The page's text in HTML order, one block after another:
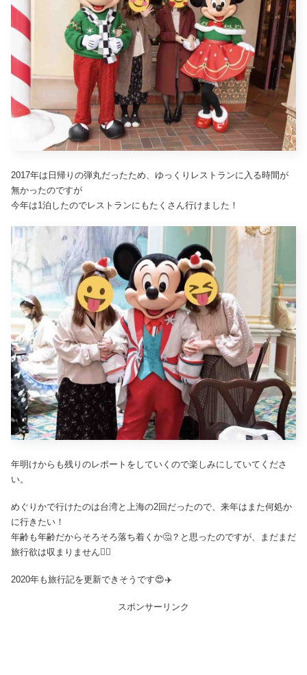
2017年は日帰りの弾丸だったため、ゆっくりレストランに入る時間が
無かったのですが
今年は1泊したのでレストランにもたくさん行けました！
年明けからも残りのレポートをしていくので楽しみにしていてくださ
い。
めぐりかで行けたのは台湾と上海の2回だったので、来年はまた何処か
に行きたい！
年齢も年齢だからそろそろ落ち着くか🤔？と思ったのですが、まだまだ
旅行欲は収まりません🙅‍♀️
2020年も旅行記を更新できそうです😍✈️
スポンサーリンク